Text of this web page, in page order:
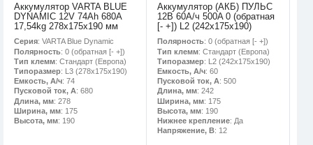
Аккумулятор VARTA BLUE
DYNAMIC 12V 74Ah 680A
17,54kg 278x175x190 мм
Серия: VARTA Blue Dynamic
Полярность: 0 (обратная [- +])
Тип клемм: Стандарт (Европа)
Типоразмер: L3 (278х175х190)
Емкость, А/ч: 74
Пусковой ток, А: 680
Длина, мм: 278
Ширина, мм: 175
Высота, мм: 190
Аккумулятор (АКБ) ПУЛЬС
12В 60А/ч 500A 0 (обратная
[- +]) L2 (242х175х190)
Полярность: 0 (обратная [- +])
Тип клемм: Стандарт (Европа)
Типоразмер: L2 (242х175х190)
Емкость, А/ч: 60
Пусковой ток, А: 500
Длина, мм: 242
Ширина, мм: 175
Высота, мм: 190
Нижнее крепление: Да
Напряжение, В: 12